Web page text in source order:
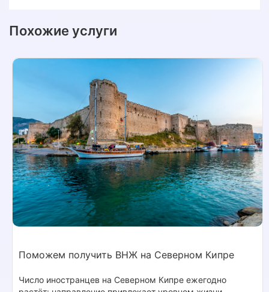
Похожие услуги
Поможем получить ВНЖ на Северном Кипре
Число иностранцев на Северном Кипре ежегодно